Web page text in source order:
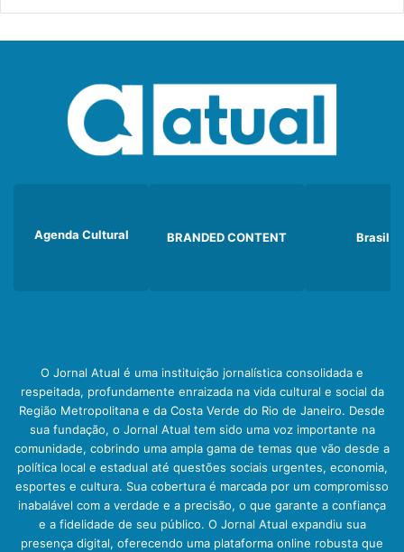
Agenda Cultural BRANDED CONTENT Brasil
O Jornal Atual é uma instituição jornalística consolidada e
respeitada, profundamente enraizada na vida cultural e social da
Região Metropolitana e da Costa Verde do Rio de Janeiro. Desde
sua fundação, o Jornal Atual tem sido uma voz importante na
comunidade, cobrindo uma ampla gama de temas que vão desde a
política local e estadual até questões sociais urgentes, economia,
esportes e cultura. Sua cobertura é marcada por um compromisso
inabalável com a verdade e a precisão, o que garante a confiança
e a fidelidade de seu público. O Jornal Atual expandiu sua
presença digital, oferecendo uma plataforma online robusta que